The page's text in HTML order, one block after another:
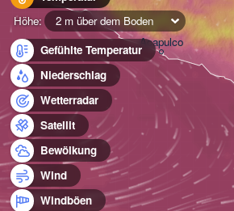
Höhe:
2 m über dem Boden
Gefühlte Temperatur
Niederschlag
Wetterradar
Satellit
Bewölkung
Wind
Windböen
Acapulco